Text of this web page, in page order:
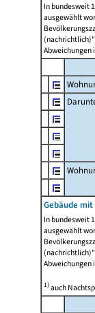
In bundesweit
ausgewählt
Abweichungen
Gebäude
In bundesweit
ausgewählt
Abweichungen
1)auch